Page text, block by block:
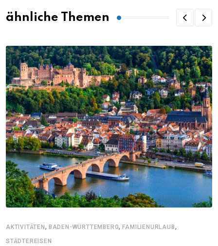
ähnliche Themen
AKTIVITÄTEN , BADEN-WÜRTTEMBERG,FAMILIENURLAUB,
STÄDTEREISEN